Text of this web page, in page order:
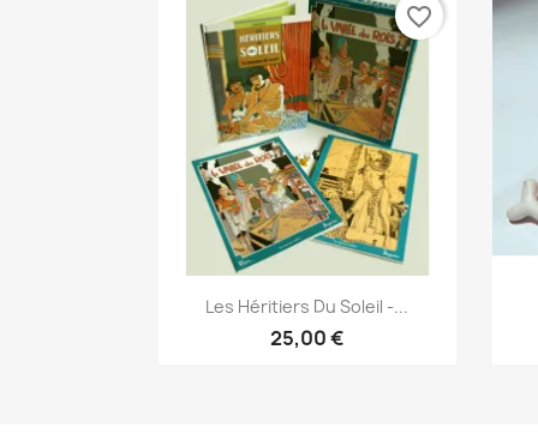
Vis her
Les Héritiers Du Soleil -...
25,00 €
favorite_border